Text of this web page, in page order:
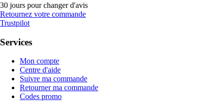
30 jours pour changer d'avis
Retournez votre commande
Trustpilot
Services
Mon compte
Centre d'aide
Suivre ma commande
Retourner ma commande
Codes promo